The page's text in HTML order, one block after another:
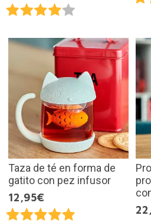
Taza de té en forma de
gatito con pez infusor
12,95€